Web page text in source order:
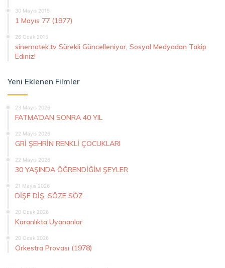
30 Mayıs 2015
1 Mayıs 77 (1977)
26 Ocak 2015
sinematek.tv Sürekli Güncelleniyor, Sosyal Medyadan Takip
Ediniz!
Yeni Eklenen Filmler
23 Mayıs 2026
FATMA’DAN SONRA 40 YIL
22 Mayıs 2026
GRİ ŞEHRİN RENKLİ ÇOCUKLARI
22 Mayıs 2026
30 YAŞINDA ÖĞRENDİĞİM ŞEYLER
21 Mayıs 2026
DİŞE DİŞ, SÖZE SÖZ
20 Ocak 2026
Karanlıkta Uyananlar
20 Ocak 2026
Orkestra Provası (1978)